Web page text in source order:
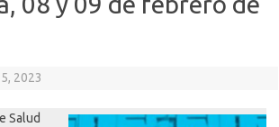
2023
Salud